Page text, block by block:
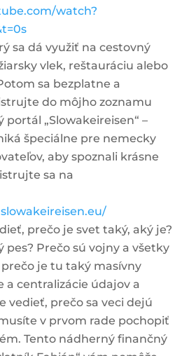
watch?
sa dá využiť na cestovný
vlek, reštauráciu alebo
sa bezplatne a
do môjho zoznamu
portál „Slowakeireisen“ –
špeciálne pre nemecky
aby spoznali krásne
sa na
prečo je svet taký, aký je?
pes? Prečo sú vojny a všetky
je tu taký masívny
a centralizácie údajov a
vedieť, prečo sa veci dejú
v prvom rade pochopiť
Tento nádherný finančný